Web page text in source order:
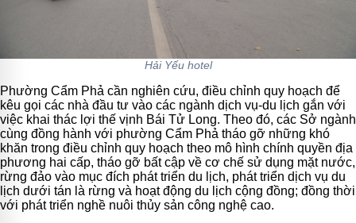
Hải Yếu hotel
Phường Cẩm Phả cần nghiên cứu, điều chỉnh quy hoạch để
kêu gọi các nhà đầu tư vào các ngành dịch vụ-du lịch gắn với
việc khai thác lợi thế vịnh Bái Tử Long. Theo đó, các Sở ngành
cùng đồng hành với phường Cẩm Phả tháo gỡ những khó
khăn trong điều chỉnh quy hoạch theo mô hình chính quyền địa
phương hai cấp, tháo gỡ bất cập về cơ chế sử dụng mặt nước,
rừng đảo vào mục đích phát triển du lịch, phát triển dịch vụ du
lịch dưới tán là rừng và hoạt động du lịch cộng đồng; đồng thời
với phát triển nghề nuôi thủy sản công nghệ cao.